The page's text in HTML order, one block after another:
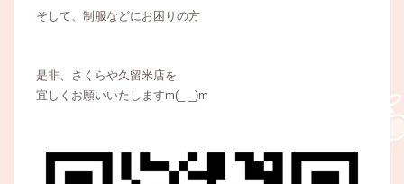
そして、制服などにお困りの方
是非、さくらや久留米店を
宜しくお願いいたしますm(_ _)m